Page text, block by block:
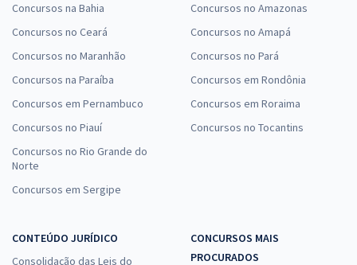
Concursos na Bahia
Concursos no Ceará
Concursos no Maranhão
Concursos na Paraíba
Concursos em Pernambuco
Concursos no Piauí
Concursos no Rio Grande do
Norte
Concursos em Sergipe
Concursos no Amazonas
Concursos no Amapá
Concursos no Pará
Concursos em Rondônia
Concursos em Roraima
Concursos no Tocantins
CONTEÚDO JURÍDICO
Consolidação das Leis do
CONCURSOS MAIS
PROCURADOS